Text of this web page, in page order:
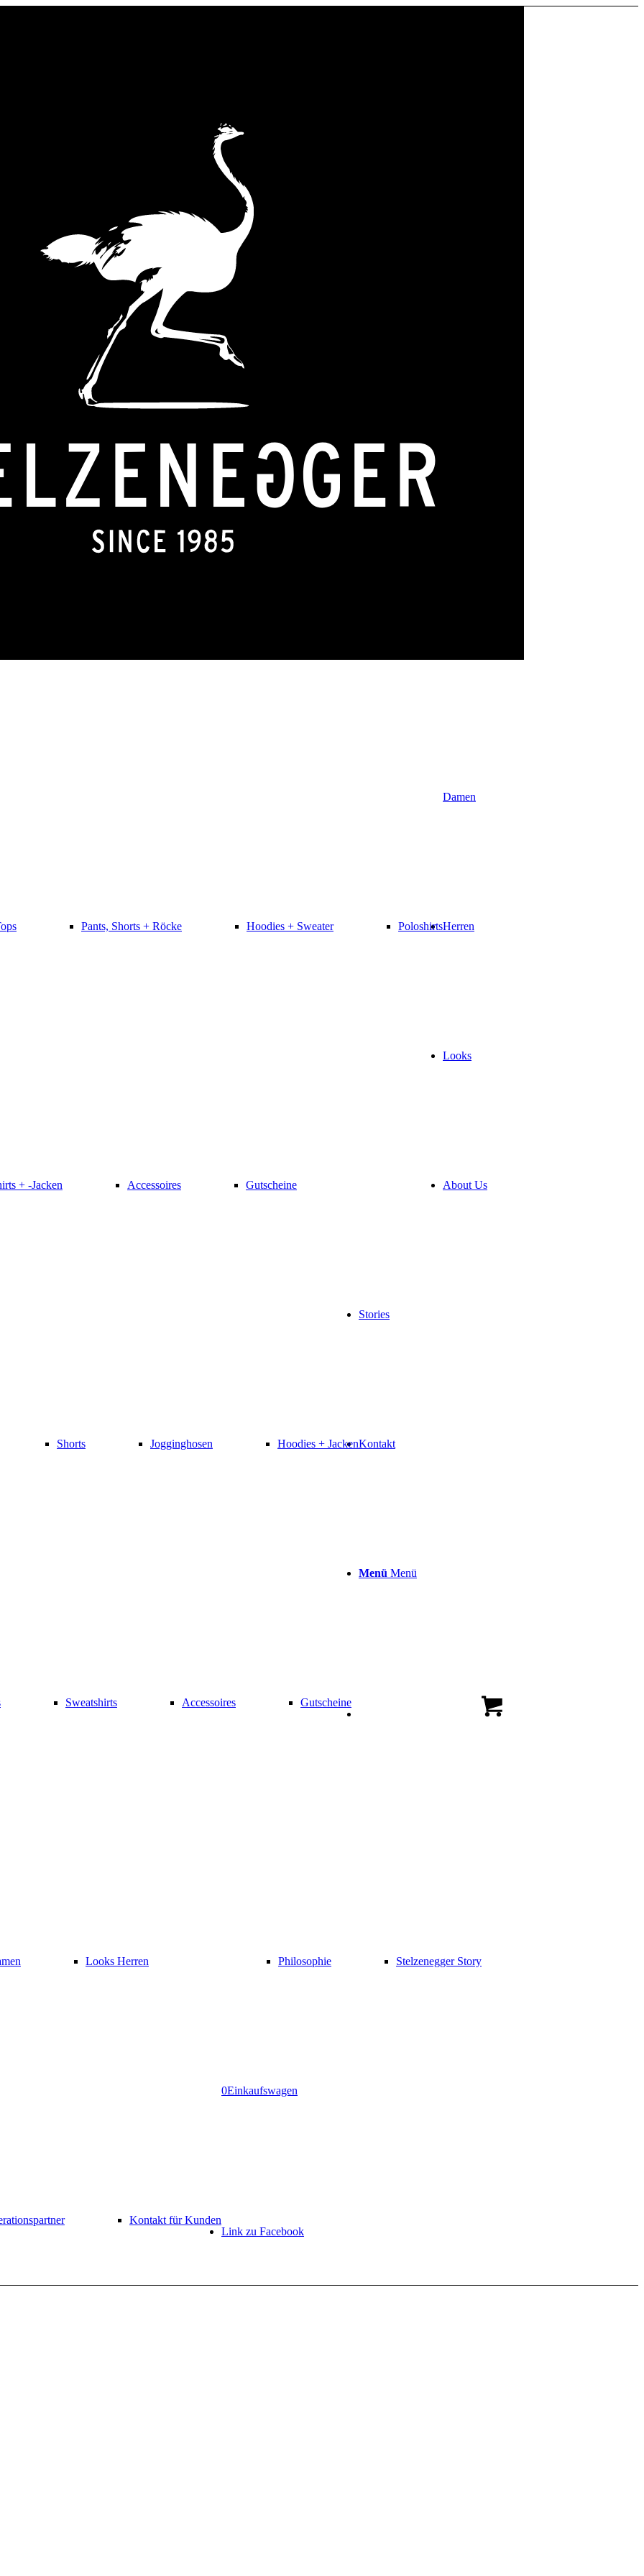
Damen
Pants, Shorts + Röcke Hoodies + Sweater Poloshirts
+ -Jacken Accessoires Gutscheine
Herren
Shorts Jogginghosen Hoodies + Jacken
Sweatshirts Accessoires Gutscheine
Looks
Looks Herren
About Us
Philosophie Stelzenegger Story
Stories
Kontakt
Kontakt für Kunden
Menü Menü
0Einkaufswagen
Link zu Facebook